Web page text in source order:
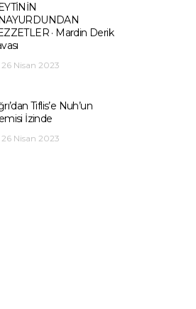
· Mardin Derik
26 Nisan 2023
Tiflis’e Nuh’un
İzinde
26 Nisan 2023